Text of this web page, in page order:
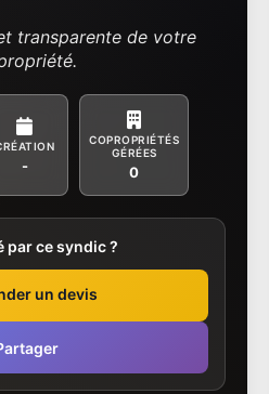
transparente de votre
-
COPROPRIÉTÉS
GÉRÉES
0
par ce syndic ?
un devis